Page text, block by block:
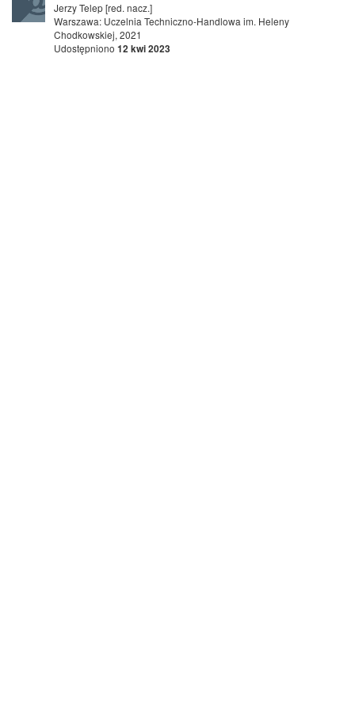
Jerzy Telep [red. nacz.]
Warszawa: Uczelnia Techniczno-Handlowa im. Heleny
Chodkowskiej, 2021
Udostępniono 12 kwi 2023